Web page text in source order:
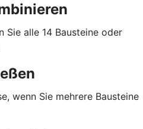
Sie alle 14 Bausteine oder
wenn Sie mehrere Bausteine